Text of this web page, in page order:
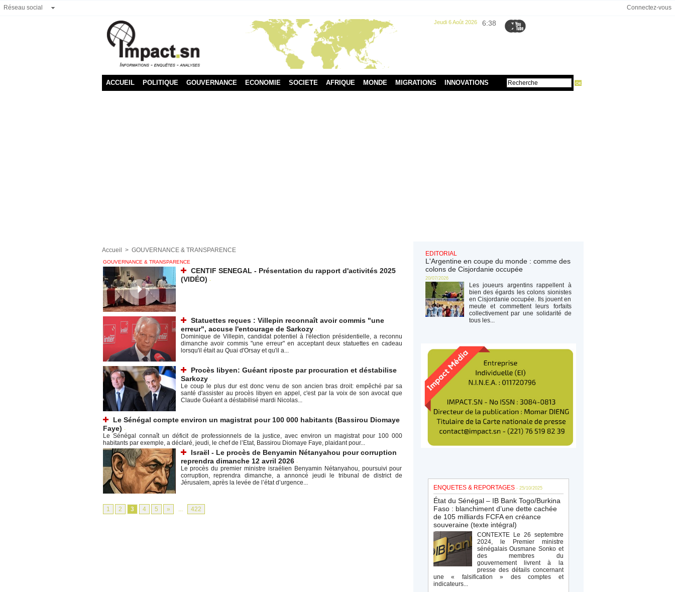
Réseau social Connectez-vous
Jeudi 6 Août 2026 6:38
ACCUEIL POLITIQUE GOUVERNANCE ECONOMIE SOCIETE AFRIQUE MONDE MIGRATIONS INNOVATIONS
Accueil > GOUVERNANCE & TRANSPARENCE
GOUVERNANCE & TRANSPARENCE
CENTIF SENEGAL - Présentation du rapport d'activités 2025
(VIDÉO) -
Statuettes reçues : Villepin reconnaît avoir commis "une
erreur", accuse l'entourage de Sarkozy -
Dominique de Villepin, candidat potentiel à l'élection présidentielle, a reconnu
dimanche avoir commis "une erreur" en acceptant deux statuettes en cadeau
lorsqu'il était au Quai d'Orsay et qu'il a...
Procès libyen: Guéant riposte par procuration et déstabilise
Sarkozy -
Le coup le plus dur est donc venu de son ancien bras droit: empêché par sa
santé d'assister au procès libyen en appel, c'est par la voix de son avocat que
Claude Guéant a déstabilisé mardi Nicolas...
Le Sénégal compte environ un magistrat pour 100 000 habitants (Bassirou Diomaye
Faye) -
Le Sénégal connaît un déficit de professionnels de la justice, avec environ un magistrat pour 100 000
habitants par exemple, a déclaré, jeudi, le chef de l’Etat, Bassirou Diomaye Faye, plaidant pour...
Israël - Le procès de Benyamin Nétanyahou pour corruption
reprendra dimanche 12 avril 2026 -
Le procès du premier ministre israélien Benyamin Nétanyahou, poursuivi pour
corruption, reprendra dimanche, a annoncé jeudi le tribunal de district de
Jérusalem, après la levée de l’état d’urgence...
1 2 3 4 5 » 422
EDITORIAL
L'Argentine en coupe du monde : comme des
colons de Cisjordanie occupée
20/07/2026
Les joueurs argentins rappellent à
bien des égards les colons sionistes
en Cisjordanie occupée. Ils jouent en
meute et commettent leurs forfaits
collectivement par une solidarité de
tous les...
ENQUETES & REPORTAGES - 25/10/2025
État du Sénégal – IB Bank Togo/Burkina
Faso : blanchiment d’une dette cachée
de 105 milliards FCFA en créance
souveraine (texte intégral)
CONTEXTE Le 26 septembre
2024, le Premier ministre
sénégalais Ousmane Sonko et
des membres du
gouvernement livrent à la
presse des détails concernant
une « falsification » des comptes et
indicateurs...